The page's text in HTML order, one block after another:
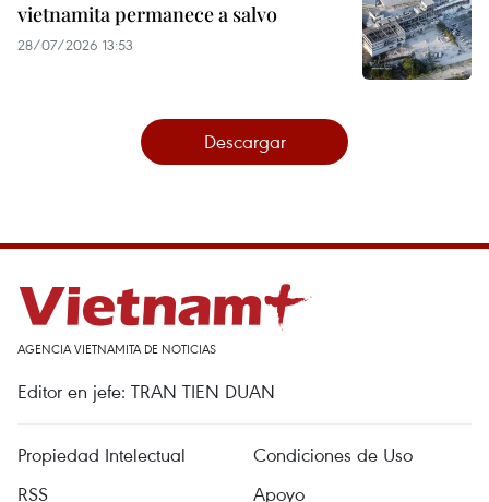
vietnamita permanece a salvo
28/07/2026 13:53
Descargar
AGENCIA VIETNAMITA DE NOTICIAS
Editor en jefe: TRAN TIEN DUAN
Propiedad Intelectual
Condiciones de Uso
RSS
Apoyo